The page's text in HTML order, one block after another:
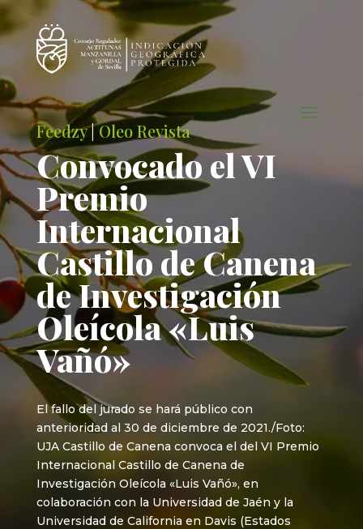
Feedzy|Oleo Revista
Convocado el VI
Premio
Internacional
Castillo de Canena
de Investigación
Oleícola «Luis
Vañó»
El fallo del jurado se hará público con
anterioridad al 30 de diciembre de 2021./Foto:
UJA Castillo de Canena convoca el del VI Premio
Internacional Castillo de Canena de
Investigación Oleícola «Luis Vañó», en
colaboración con la Universidad de Jaén y la
Universidad de California en Davis (Estados